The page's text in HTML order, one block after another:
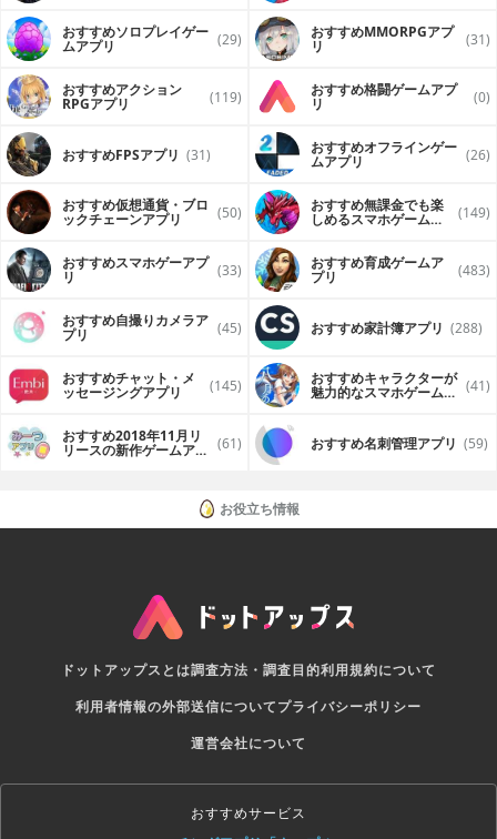
おすすめソロプレイゲー
ムアプリ (29) おすすめ MMORPGアプ
リ (31)
おすすめアクション
RPGアプリ (119) おすすめ格闘ゲームアプ
リ (0)
おすすめFPSアプリ (31) おすすめオフラインゲー
ムアプリ (26)
おすすめ仮想通貨・ブロ
ックチェーンアプリ (50) おすすめ無課金でも楽
しめるスマホゲームア (149)
おすすめスマホゲーアプ
リ (33) おすすめ育成ゲームア
プリ (483)
おすすめ自撮りカメラア
プリ (45) おすすめ家計簿アプリ (288)
おすすめチャット・メ
ッセージングアプリ (145) おすすめキャラクターが
魅力的なスマホゲームア (41)
おすすめ2018年11月リ
リースの新作ゲームアプ (61) おすすめ名刺管理アプリ (59)
お役立ち情報
ドットアップスとは調査方法・調査目的利用規約について
利用者情報の外部送信についてプライバシーポリシー
運営会社について
おすすめサービス